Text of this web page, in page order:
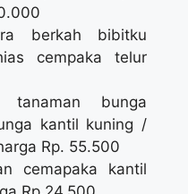
berkah bibitku
cempaka telur
tanaman bunga
kantil kuning /
Rp. 55.500
cemapaka kantil